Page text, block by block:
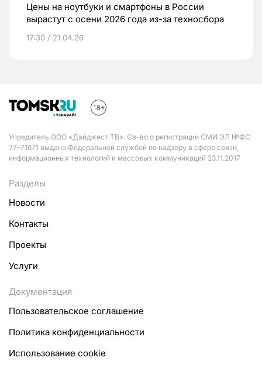
Цены на ноутбуки и смартфоны в России
вырастут с осени 2026 года из-за техносбора
17:30 / 21.04.26
Учредитель ООО «Дайджест ТВ». Св-во о регистрации СМИ ЭЛ №ФС
77-71671 выдано Федеральной службой по надзору в сфере связи,
информационных технологий и массовых коммуникаций 23.11.2017
Разделы
Новости
Контакты
Проекты
Услуги
Документация
Пользовательское соглашение
Политика конфиденциальности
Использование cookie